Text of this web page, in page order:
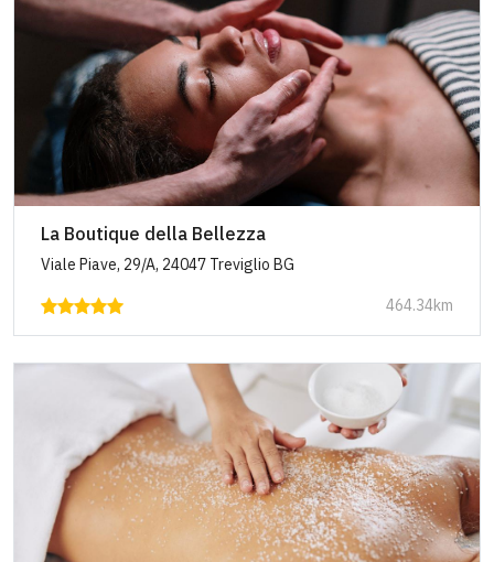
La Boutique della Bellezza
Viale Piave, 29/A, 24047 Treviglio BG
464.34km